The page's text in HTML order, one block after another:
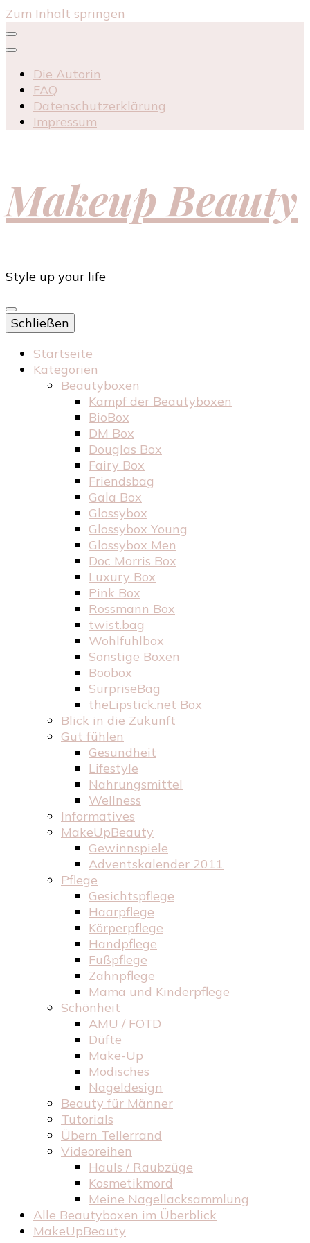
Zum Inhalt springen
Die Autorin
FAQ
Datenschutzerklärung
Impressum
Makeup Beauty
Style up your life
Schließen
Startseite
Kategorien
Beautyboxen
Kampf der Beautyboxen
BioBox
DM Box
Douglas Box
Fairy Box
Friendsbag
Gala Box
Glossybox
Glossybox Young
Glossybox Men
Doc Morris Box
Luxury Box
Pink Box
Rossmann Box
twist.bag
Wohlfühlbox
Sonstige Boxen
Boobox
SurpriseBag
theLipstick.net Box
Blick in die Zukunft
Gut fühlen
Gesundheit
Lifestyle
Nahrungsmittel
Wellness
Informatives
MakeUpBeauty
Gewinnspiele
Adventskalender 2011
Pflege
Gesichtspflege
Haarpflege
Körperpflege
Handpflege
Fußpflege
Zahnpflege
Mama und Kinderpflege
Schönheit
AMU / FOTD
Düfte
Make-Up
Modisches
Nageldesign
Beauty für Männer
Tutorials
Übern Tellerrand
Videoreihen
Hauls / Raubzüge
Kosmetikmord
Meine Nagellacksammlung
Alle Beautyboxen im Überblick
MakeUpBeauty